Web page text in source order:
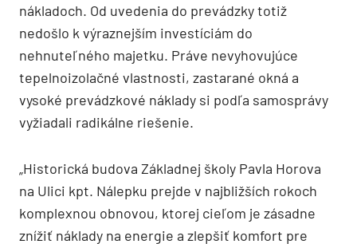
nákladoch. Od uvedenia do prevádzky totiž
nedošlo k výraznejším investíciám do
nehnuteľného majetku. Práve nevyhovujúce
tepelnoizolačné vlastnosti, zastarané okná a
vysoké prevádzkové náklady si podľa samosprávy
vyžiadali radikálne riešenie.
„Historická budova Základnej školy Pavla Horova
na Ulici kpt. Nálepku prejde v najbližších rokoch
komplexnou obnovou, ktorej cieľom je zásadne
znížiť náklady na energie a zlepšiť komfort pre